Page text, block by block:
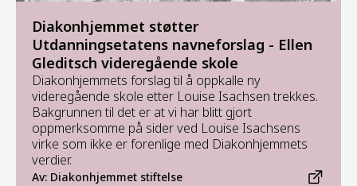
Diakonhjemmet støtter
Utdanningsetatens navneforslag - Ellen
Gleditsch videregående skole
Diakonhjemmets forslag til å oppkalle ny
videregående skole etter Louise Isachsen trekkes.
Bakgrunnen til det er at vi har blitt gjort
oppmerksomme på sider ved Louise Isachsens
virke som ikke er forenlige med Diakonhjemmets
verdier.
Av: Diakonhjemmet stiftelse